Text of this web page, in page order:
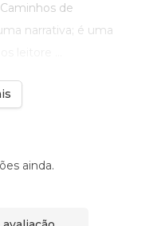
de
narrativa; é uma
ainda.